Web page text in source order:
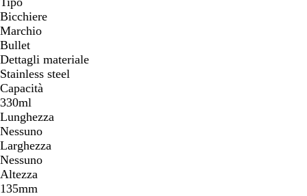
Bicchiere
Marchio
Bullet
Dettagli materiale
Stainless steel
Capacità
330ml
Lunghezza
Nessuno
Larghezza
Nessuno
Altezza
135mm